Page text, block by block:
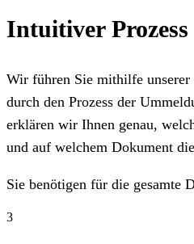
Intuitiver Prozess
Wir führen Sie mithilfe
durch den Prozess der
erklären wir Ihnen genau,
und auf welchem Dokument
Sie benötigen für die gesamte
3